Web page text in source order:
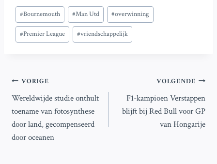
Bericht
tags:
#Bournemouth #Man Utd #overwinning
#Premier League #vriendschappelijk
Bericht
navigatie
VORIGE
Wereldwijde studie onthult
toename van fotosynthese
door land, gecompenseerd
door oceanen
VOLGENDE
F1-kampioen Verstappen
blijft bij Red Bull voor GP
van Hongarije